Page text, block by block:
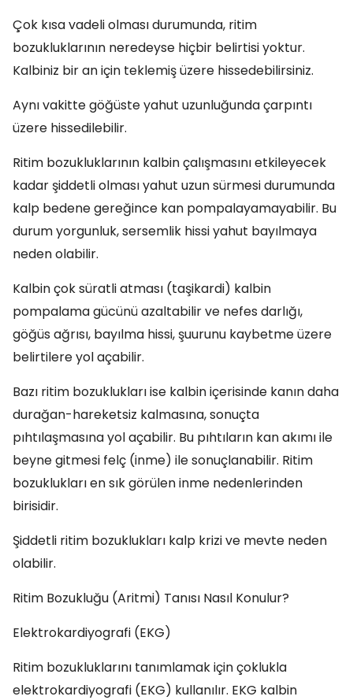
Çok kısa vadeli olması durumunda, ritim
bozukluklarının neredeyse hiçbir belirtisi yoktur.
Kalbiniz bir an için teklemiş üzere hissedebilirsiniz.
Aynı vakitte göğüste yahut uzunluğunda çarpıntı
üzere hissedilebilir.
Ritim bozukluklarının kalbin çalışmasını etkileyecek
kadar şiddetli olması yahut uzun sürmesi durumunda
kalp bedene gereğince kan pompalayamayabilir. Bu
durum yorgunluk, sersemlik hissi yahut bayılmaya
neden olabilir.
Kalbin çok süratli atması (taşikardi) kalbin
pompalama gücünü azaltabilir ve nefes darlığı,
göğüs ağrısı, bayılma hissi, şuurunu kaybetme üzere
belirtilere yol açabilir.
Bazı ritim bozuklukları ise kalbin içerisinde kanın daha
durağan-hareketsiz kalmasına, sonuçta
pıhtılaşmasına yol açabilir. Bu pıhtıların kan akımı ile
beyne gitmesi felç (inme) ile sonuçlanabilir. Ritim
bozuklukları en sık görülen inme nedenlerinden
birisidir.
Şiddetli ritim bozuklukları kalp krizi ve mevte neden
olabilir.
Ritim Bozukluğu (Aritmi) Tanısı Nasıl Konulur?
Elektrokardiyografi (EKG)
Ritim bozukluklarını tanımlamak için çoklukla
elektrokardiyografi (EKG) kullanılır. EKG kalbin